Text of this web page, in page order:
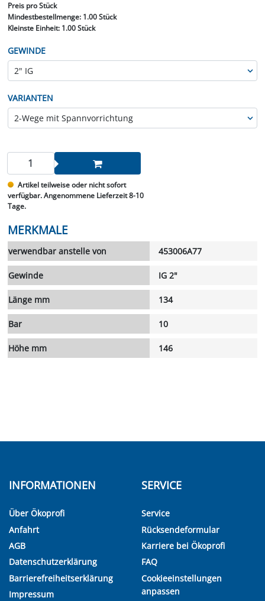
Preis pro Stück
Mindestbestellmenge: 1.00 Stück
Kleinste Einheit:1.00 Stück
GEWINDE
VARIANTEN
Artikel teilweise oder nicht sofort
verfügbar. Angenommene Lieferzeit 8-10
Tage.
MERKMALE
verwendbar anstelle von 453006A77
Gewinde IG 2"
Länge mm 134
Bar 10
Höhe mm 146
INFORMATIONEN
Über Ökoprofi
Anfahrt
AGB
Datenschutzerklärung
Barrierefreiheitserklärung
Impressum
SERVICE
Service
Rücksendeformular
Karriere bei Ökoprofi
FAQ
Cookieeinstellungen
anpassen